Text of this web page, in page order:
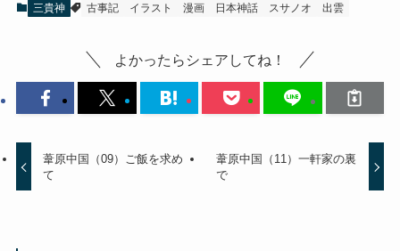
三貴神 古事記 イラスト 漫画 日本神話 スサノオ 出雲
よかったらシェアしてね！
葦原中国（09）ご飯を求め
て
葦原中国（11）一軒家の裏
で